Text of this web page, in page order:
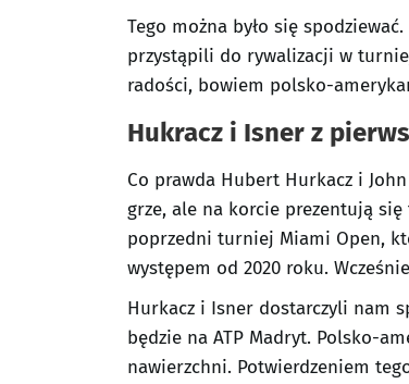
Tego można było się
przystąpili do rywalizacji w
radości, bowiem polsko-
Hukracz i Isner z
Co prawda Hubert Hurkacz i
grze, ale na korcie prezentują
poprzedni turniej Miami Open,
występem od 2020 roku.
Hurkacz i Isner dostarczyli nam
będzie na ATP Madryt. Polsko-
nawierzchni. Potwierdzeniem